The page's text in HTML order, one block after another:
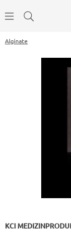
Alginate
KCI